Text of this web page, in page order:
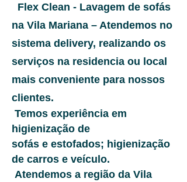
Flex Clean - Lavagem de sofás
na Vila Mariana – Atendemos no
sistema delivery, realizando os
serviços na residencia ou local
mais conveniente para nossos
clientes.
Temos experiência em
higienização de
sofás e estofados; higienização
de carros e veículo.
Atendemos a região da Vila